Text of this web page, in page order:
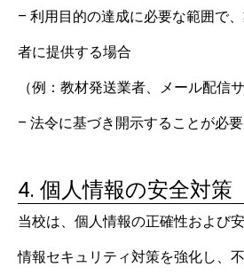
– 利用目的の達成に必要な範囲で
者に提供する場合
（例：教材発送業者、メール配信
– 法令に基づき開示することが必
4. 個人情報の安全対策
当校は、個人情報の正確性および
情報セキュリティ対策を強化し、